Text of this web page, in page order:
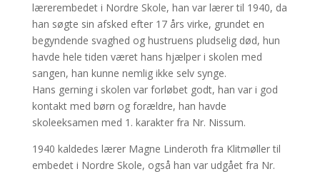
lærerembedet i Nordre Skole, han var lærer til 1940, da
han søgte sin afsked efter 17 års virke, grundet en
begyndende svaghed og hustruens pludselig død, hun
havde hele tiden været hans hjælper i skolen med
sangen, han kunne nemlig ikke selv synge.
Hans gerning i skolen var forløbet godt, han var i god
kontakt med børn og forældre, han havde
skoleeksamen med 1. karakter fra Nr. Nissum.
1940 kaldedes lærer Magne Linderoth fra Klitmøller til
embedet i Nordre Skole, også han var udgået fra Nr.